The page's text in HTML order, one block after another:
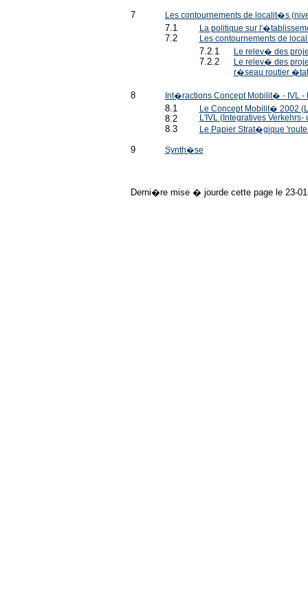
7 Les contournements de localit�s
7.1 La politique sur
7.2 Les contournements de
7.2.1 Le relev� des
7.2.2
Le relev� des
r�seau routier
8 Int�ractions Concept Mobilit� - IVL
8.1 Le Concept Mobilit� 2002
8.2 L'IVL (Integratives
8.3 Le Papier Strat�gique
9 Synth�se
Derni�re mise � jourde cette page le 23-